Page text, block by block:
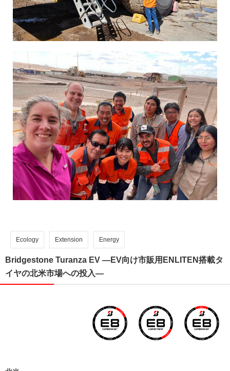
Ecology Extension Energy
Bridgestone Turanza EV ―EV向け市販用ENLITEN搭載タ
イヤの北米市場への投入―